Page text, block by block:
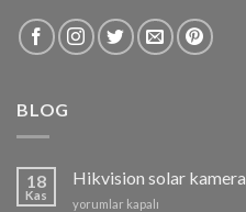
BLOG
18
Kas
Hikvision solar kamera
Hikvision
yorumlar kapalı